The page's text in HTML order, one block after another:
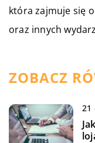
która zajmuje się
oraz innych
ZOBACZ
21